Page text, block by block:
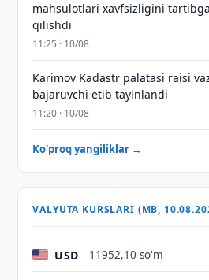
mahsulotlari xavfsizligini
qilishdi
11:25 · 10/08
Karimov Kadastr palatasi raisi
bajaruvchi etib tayinlandi
11:20 · 10/08
Ko'proq yangiliklar →
VALYUTA KURSLARI (MB,
USD 11952,10 so'm